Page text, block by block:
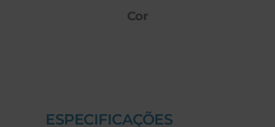
Cor
ESPECIFICAÇÕES